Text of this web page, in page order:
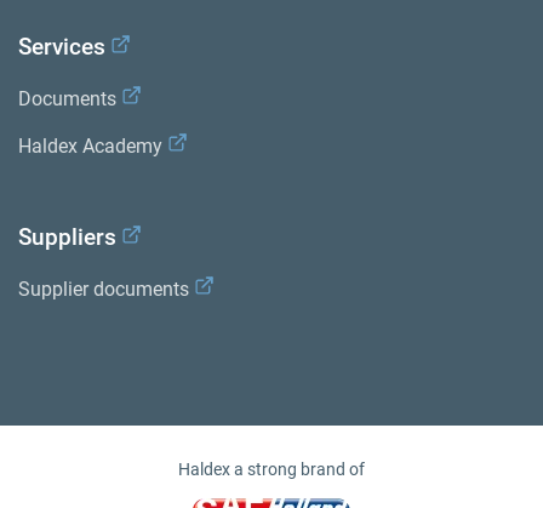
Services
Documents
Haldex Academy
Suppliers
Supplier documents
Haldex a strong brand of